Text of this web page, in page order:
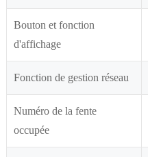
Bouton et fonction
d'affichage
Fonction de gestion réseau
Numéro de la fente
occupée